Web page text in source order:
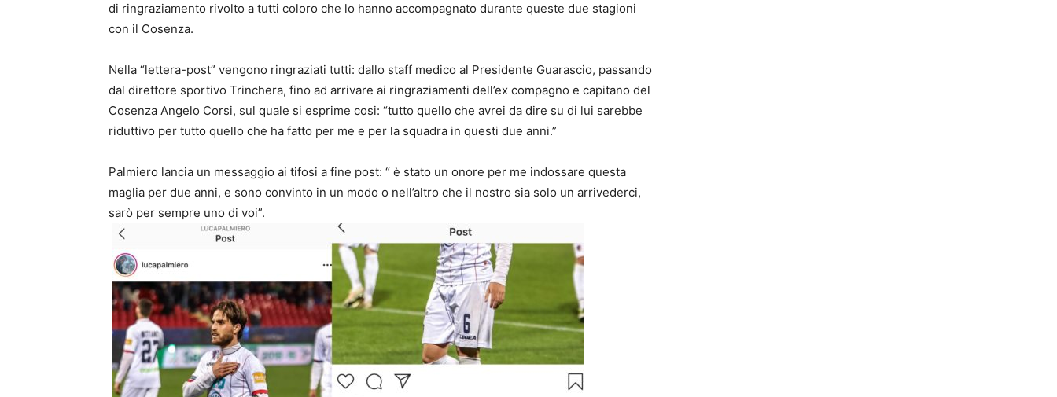
di ringraziamento rivolto a tutti coloro che lo hanno accompagnato durante queste due stagioni
con il Cosenza.
Nella “lettera-post” vengono ringraziati tutti: dallo staff medico al Presidente Guarascio, passando
dal direttore sportivo Trinchera, fino ad arrivare ai ringraziamenti dell’ex compagno e capitano del
Cosenza Angelo Corsi, sul quale si esprime cosi: “tutto quello che avrei da dire su di lui sarebbe
riduttivo per tutto quello che ha fatto per me e per la squadra in questi due anni.”
Palmiero lancia un messaggio ai tifosi a fine post: “ è stato un onore per me indossare questa
maglia per due anni, e sono convinto in un modo o nell’altro che il nostro sia solo un arrivederci,
sarò per sempre uno di voi”.